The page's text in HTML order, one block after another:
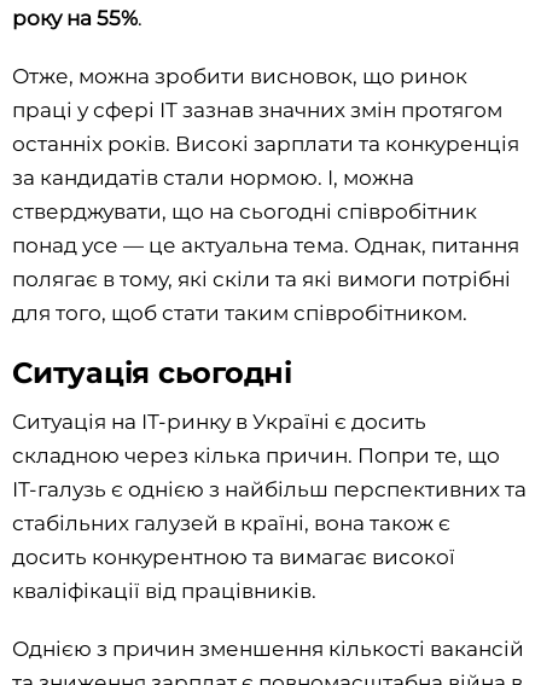
року на 55%.
Отже, можна зробити висновок, що ринок
праці у сфері ІТ зазнав значних змін протягом
останніх років. Високі зарплати та конкуренція
за кандидатів стали нормою. І, можна
стверджувати, що на сьогодні співробітник
понад усе — це актуальна тема. Однак, питання
полягає в тому, які скіли та які вимоги потрібні
для того, щоб стати таким співробітником.
Ситуація сьогодні
Ситуація на ІТ-ринку в Україні є досить
складною через кілька причин. Попри те, що
ІТ-галузь є однією з найбільш перспективних та
стабільних галузей в країні, вона також є
досить конкурентною та вимагає високої
кваліфікації від працівників.
Однією з причин зменшення кількості вакансій